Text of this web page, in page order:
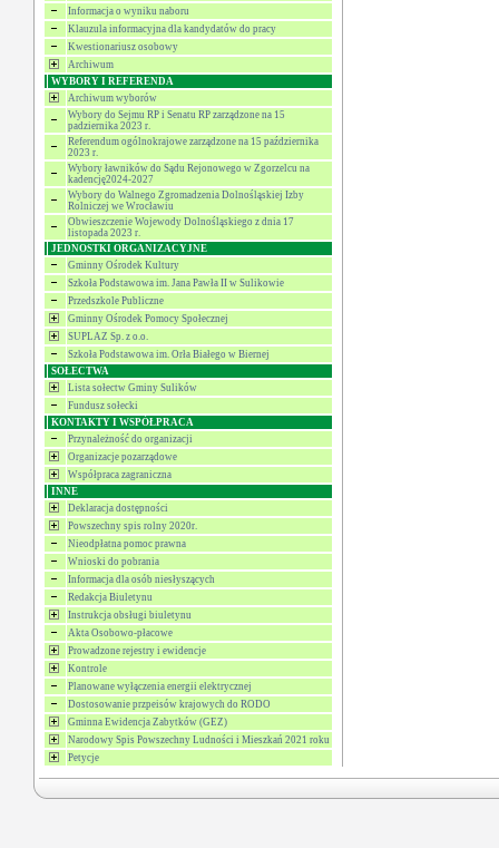
Informacja o wyniku naboru
Klauzula informacyjna dla kandydatów do pracy
Kwestionariusz osobowy
Archiwum
WYBORY I REFERENDA
Archiwum wyborów
Wybory do Sejmu RP i Senatu RP zarządzone na 15
padziernika 2023 r.
Referendum ogólnokrajowe zarządzone na 15 października
2023 r.
Wybory ławników do Sądu Rejonowego w Zgorzelcu na
kadencję2024-2027
Wybory do Walnego Zgromadzenia Dolnośląskiej Izby
Rolniczej we Wrocławiu
Obwieszczenie Wojewody Dolnośląskiego z dnia 17
listopada 2023 r.
JEDNOSTKI ORGANIZACYJNE
Gminny Ośrodek Kultury
Szkoła Podstawowa im. Jana Pawła II w Sulikowie
Przedszkole Publiczne
Gminny Ośrodek Pomocy Społecznej
SUPLAZ Sp. z o.o.
Szkoła Podstawowa im. Orła Białego w Biernej
SOŁECTWA
Lista sołectw Gminy Sulików
Fundusz sołecki
KONTAKTY I WSPÓŁPRACA
Przynależność do organizacji
Organizacje pozarządowe
Współpraca zagraniczna
INNE
Deklaracja dostępności
Powszechny spis rolny 2020r.
Nieodpłatna pomoc prawna
Wnioski do pobrania
Informacja dla osób niesłyszących
Redakcja Biuletynu
Instrukcja obsługi biuletynu
Akta Osobowo-płacowe
Prowadzone rejestry i ewidencje
Kontrole
Planowane wyłączenia energii elektrycznej
Dostosowanie przpeisów krajowych do RODO
Gminna Ewidencja Zabytków (GEZ)
Narodowy Spis Powszechny Ludności i Mieszkań 2021 roku
Petycje